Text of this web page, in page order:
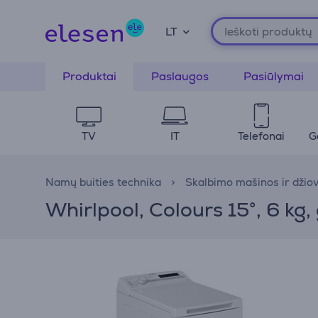
LT
Produktai Paslaugos Pasiūlymai
TV IT Telefonai
Namų buities technika Skalbimo mašinos ir
Whirlpool, Colours 15°, 6